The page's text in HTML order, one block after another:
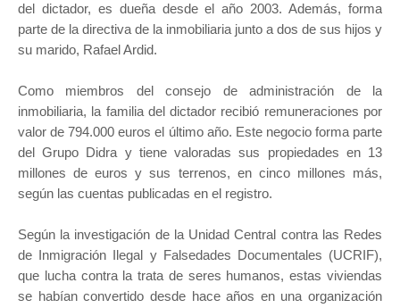
del dictador, es dueña desde el año 2003. Además, forma
parte de la directiva de la inmobiliaria junto a dos de sus hijos y
su marido, Rafael Ardid.
Como miembros del consejo de administración de la
inmobiliaria, la familia del dictador recibió remuneraciones por
valor de 794.000 euros el último año. Este negocio forma parte
del Grupo Didra y tiene valoradas sus propiedades en 13
millones de euros y sus terrenos, en cinco millones más,
según las cuentas publicadas en el registro.
Según la investigación de la Unidad Central contra las Redes
de Inmigración Ilegal y Falsedades Documentales (UCRIF),
que lucha contra la trata de seres humanos, estas viviendas
se habían convertido desde hace años en una organización